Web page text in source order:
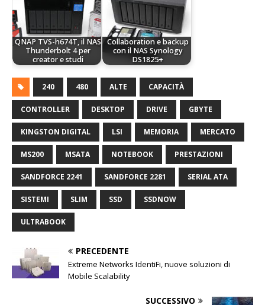
QNAP TVS-h674T, il NAS
Thunderbolt 4 per
creator e studi
Collaboration e backup
con il NAS Synology
DS1825+
240 480 ALTE CAPACITÀ
CONTROLLER DESKTOP DRIVE GBYTE
KINGSTON DIGITAL LSI MEMORIA MERCATO
MS200 MSATA NOTEBOOK PRESTAZIONI
SANDFORCE 2241 SANDFORCE 2281 SERIAL ATA
SISTEMI SLIM SSD SSDNOW
ULTRABOOK
PRECEDENTE
Extreme Networks IdentiFi, nuove soluzioni di
Mobile Scalability
SUCCESSIVO